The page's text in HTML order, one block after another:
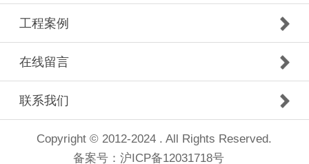
工程案例
在线留言
联系我们
Copyright © 2012-2024 . All Rights Reserved.
备案号： 沪ICP备12031718号